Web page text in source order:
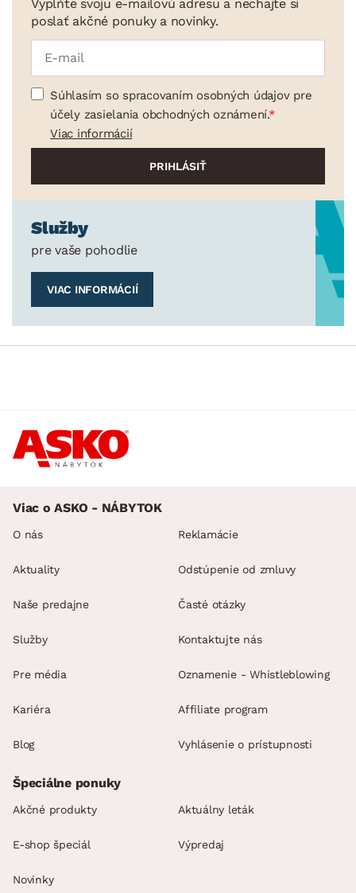
Vyplňte svoju e-mailovú adresu a nechajte si
poslať akčné ponuky a novinky.
Súhlasím so spracovaním osobných údajov pre
účely zasielania obchodných oznámení.
Viac informácií
Služby
pre vaše pohodlie
VIAC INFORMÁCIÍ
Viac o ASKO - NÁBYTOK
O nás
Aktuality
Naše predajne
Služby
Pre média
Kariéra
Blog
Reklamácie
Odstúpenie od zmluvy
Časté otázky
Kontaktujte nás
Oznamenie - Whistleblowing
Affiliate program
Vyhlásenie o prístupnosti
Špeciálne ponuky
Akčné produkty Aktuálny leták
E-shop špeciál Výpredaj
Novinky